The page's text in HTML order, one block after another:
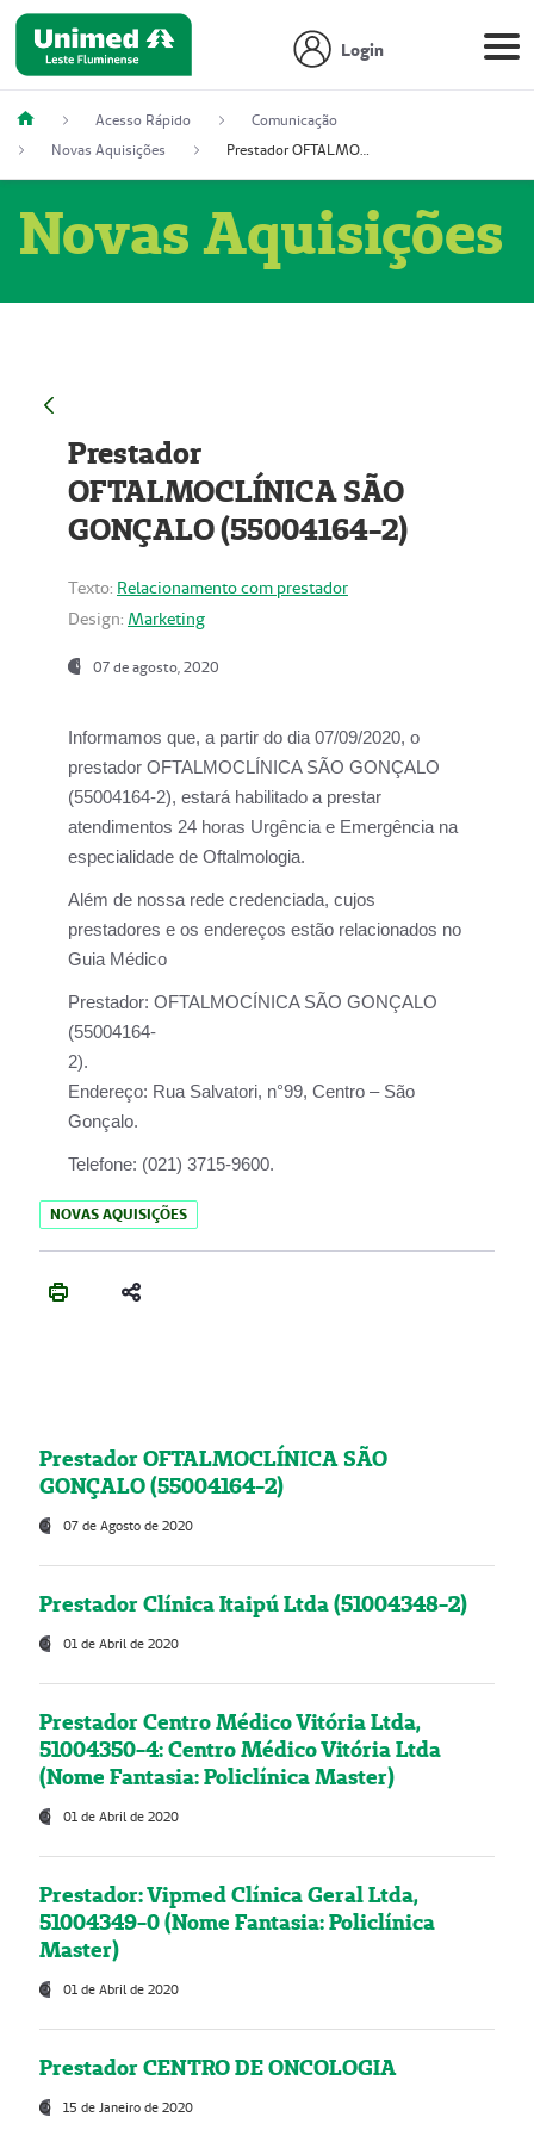
Login
Acesso Rápido
Comunicação
Novas Aquisições
Prestador OFTALMOCLÍNICA SÃO GONÇALO (55004164-2)
Novas Aquisições
Prestador
OFTALMOCLÍNICA SÃO
GONÇALO (55004164-2)
Texto: Relacionamento com prestador
Design: Marketing
07 de agosto, 2020
Informamos que, a partir do dia07/09/2020, o
prestador OFTALMOCLÍNICA SÃO GONÇALO
(55004164-2), estará habilitado a prestar
atendimentos 24 horas Urgência e Emergência na
especialidade de Oftalmologia.
Além de nossa rede credenciada, cujos
prestadores e os endereços estão relacionados no
Guia Médico
Prestador: OFTALMOCÍNICA SÃO GONÇALO
(55004164-
2).
Endereço: Rua Salvatori, n°99, Centro – São
Gonçalo.
Telefone: (021) 3715-9600.
NOVAS AQUISIÇÕES
Prestador OFTALMOCLÍNICA SÃO
GONÇALO (55004164-2)
07 de Agosto de 2020
Prestador Clínica Itaipú Ltda (51004348-2)
01 de Abril de 2020
Prestador Centro Médico Vitória Ltda,
51004350-4: Centro Médico Vitória Ltda
(Nome Fantasia: Policlínica Master)
01 de Abril de 2020
Prestador: Vipmed Clínica Geral Ltda,
51004349-0 (Nome Fantasia: Policlínica
Master)
01 de Abril de 2020
Prestador CENTRO DE ONCOLOGIA
15 de Janeiro de 2020